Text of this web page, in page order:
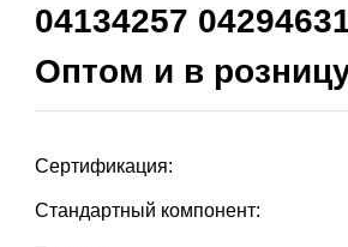
04134257
Оптом и в